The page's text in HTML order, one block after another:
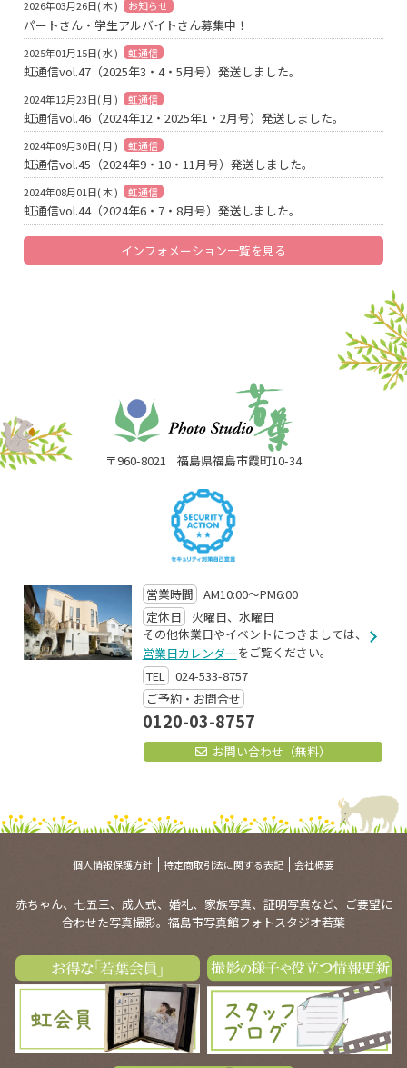
2026年03月26日( 木 ) お知らせ
パートさん・学生アルバイトさん募集中！
2025年01月15日( 水 ) 虹通信
虹通信vol.47（2025年3・4・5月号）発送しました。
2024年12月23日( 月 ) 虹通信
虹通信vol.46（2024年12・2025年1・2月号）発送しました。
2024年09月30日( 月 ) 虹通信
虹通信vol.45（2024年9・10・11月号）発送しました。
2024年08月01日( 木 ) 虹通信
虹通信vol.44（2024年6・7・8月号）発送しました。
インフォメーション一覧を見る
〒960-8021 福島県福島市霞町10-34
営業時間
AM10:00～PM6:00
定休日
火曜日、水曜日
その他休業日やイベントにつきましては、
営業日カレンダーをご覧ください。
TEL
024-533-8757
ご予約・お問合せ
0120-03-8757
お問い合わせ（無料）
個人情報保護方針 特定商取引法に関する表記 会社概要
赤ちゃん、七五三、成人式、婚礼、家族写真、証明写真など、ご要望に
合わせた写真撮影。福島市写真館フォトスタジオ若葉